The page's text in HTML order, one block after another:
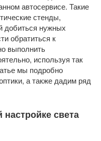
автосервисе. Такие
стенды,
добиться нужных
обратиться к
выполнить
используя так
мы подробно
а также дадим ряд
света